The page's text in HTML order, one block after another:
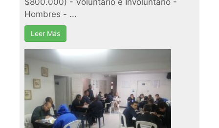
Hombres - ...
Leer Más